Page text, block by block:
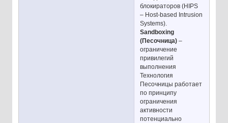
блокираторов (HIPS
– Host-based Intrusion
Systems).
Sandboxing
(Песочница) –
ограничение
привилегий
выполнения
Технология
Песочницы работает
по принципу
ограничения
активности
потенциально